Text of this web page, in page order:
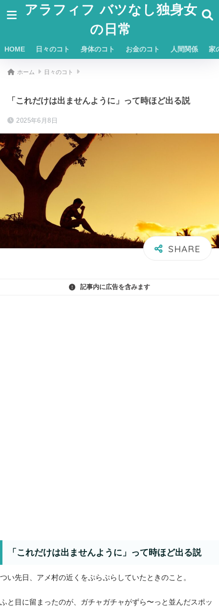
アラフィフ バツなし独身女
の日常
HOME 日々のコト 身体のコト お金のコト 人間関係 家
ホーム 日々のコト
「これだけは出ませんように」って時ほど出る説
2025年6月8日
記事内に広告を含みます
「これだけは出ませんように」って時ほど出る説
つい先日、アメ村の近くをぷらぷらしていたときのこと。
ふと目に留まったのが、ガチャガチャがずら〜っと並んだスポッ